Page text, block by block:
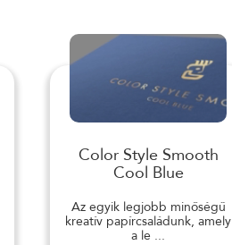
Color Style Smooth
Cool Blue
Az egyik legjobb minőségű
kreatív papírcsaládunk, amely
a le ...